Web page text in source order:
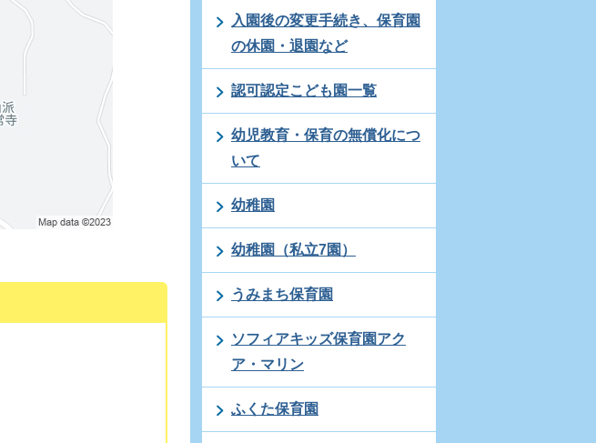
入園後の変更手続き、保育園
の休園・退園など
認可認定こども園一覧
幼児教育・保育の無償化につ
いて
幼稚園
幼稚園（私立7園）
うみまち保育園
ソフィアキッズ保育園アク
ア・マリン
ふくた保育園